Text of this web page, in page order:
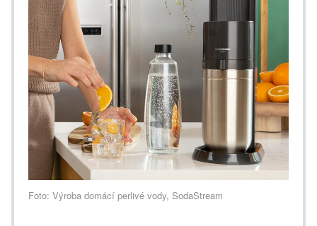
Foto: Výroba domácí perlivé vody, SodaStream